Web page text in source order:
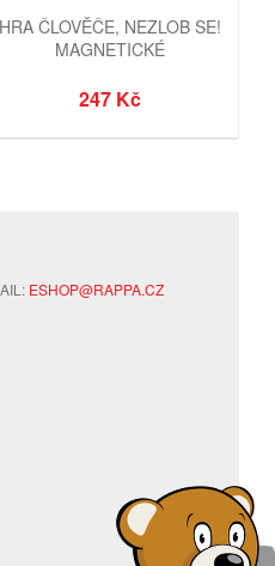
HRA ČLOVĚČE, NEZLOB SE!
MAGNETICKÉ
247 Kč
ESHOP@RAPPA.CZ